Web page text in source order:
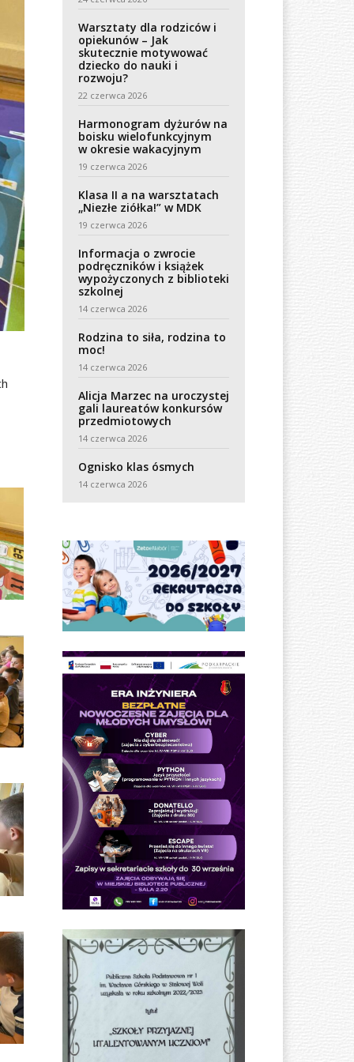
Warsztaty dla rodziców i
opiekunów – Jak
skutecznie motywować
dziecko do nauki i
rozwoju?
22 czerwca 2026
Harmonogram dyżurów na
boisku wielofunkcyjnym
w okresie wakacyjnym
19 czerwca 2026
Klasa II a na warsztatach
„Niezłe ziółka!” w MDK
19 czerwca 2026
Informacja o zwrocie
podręczników i książek
wypożyczonych z biblioteki
szkolnej
14 czerwca 2026
Rodzina to siła, rodzina to
moc!
14 czerwca 2026
Alicja Marzec na uroczystej
gali laureatów konkursów
przedmiotowych
14 czerwca 2026
Ognisko klas ósmych
14 czerwca 2026